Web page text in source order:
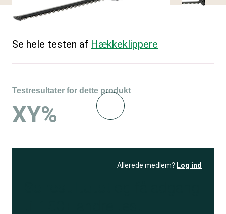
Se hele testen af Hækkeklippere
Testresultater for dette produkt
XY%
Allerede medlem? Log ind